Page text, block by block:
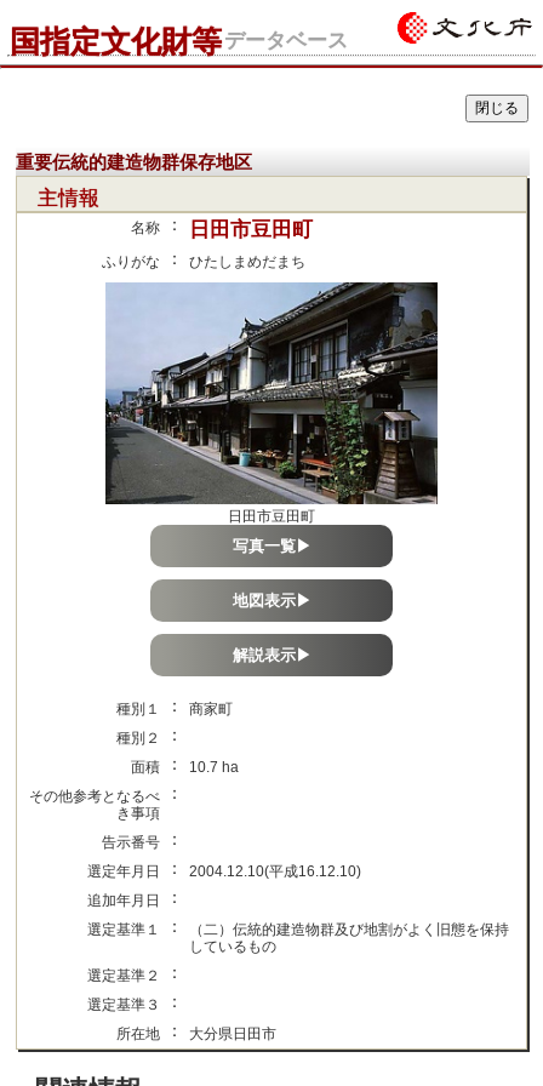
国指定文化財等データベース
重要伝統的建造物群保存地区
主情報
名称 ： 日田市豆田町
ふりがな ： ひたしまめだまち
日田市豆田町
写真一覧▶
地図表示▶
解説表示▶
種別１ ：
商家町
種別２
：
面積 ：
10.7 ha
その他参考となるべ
き事項
：
告示番号 ：
選定年月日 ：
2004.12.10(平成16.12.10)
追加年月日
：
選定基準１ ：
（二）伝統的建造物群及び地割がよく旧態を保持
しているもの
選定基準２
：
選定基準３ ：
所在地 ： 大分県日田市